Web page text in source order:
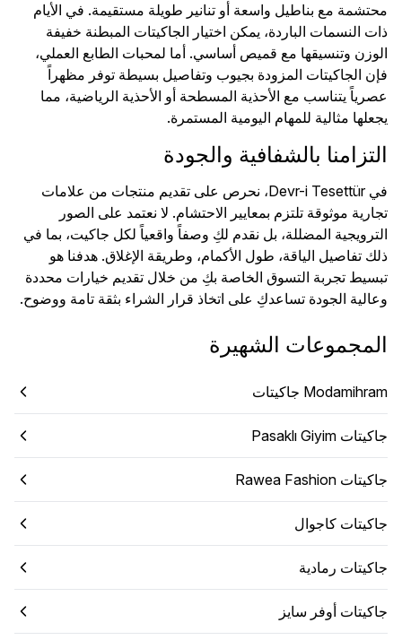
محتشمة مع بناطيل واسعة أو تنانير طويلة مستقيمة. في الأيام
ذات النسمات الباردة، يمكن اختيار الجاكيتات المبطنة خفيفة
الوزن وتنسيقها مع قميص أساسي. أما لمحبات الطابع العملي،
فإن الجاكيتات المزودة بجيوب وتفاصيل بسيطة توفر مظهراً
عصرياً يتناسب مع الأحذية المسطحة أو الأحذية الرياضية، مما
يجعلها مثالية للمهام اليومية المستمرة.
التزامنا بالشفافية والجودة
في Devr-i Tesettür، نحرص على تقديم منتجات من علامات
تجارية موثوقة تلتزم بمعايير الاحتشام. لا نعتمد على الصور
الترويجية المضللة، بل نقدم لكِ وصفاً واقعياً لكل جاكيت، بما في
ذلك تفاصيل الياقة، طول الأكمام، وطريقة الإغلاق. هدفنا هو
تبسيط تجربة التسوق الخاصة بكِ من خلال تقديم خيارات محددة
وعالية الجودة تساعدكِ على اتخاذ قرار الشراء بثقة تامة ووضوح.
المجموعات الشهيرة
Modamihram جاكيتات
جاكيتات Pasaklı Giyim
جاكيتات Rawea Fashion
جاكيتات كاجوال
جاكيتات رمادية
جاكيتات أوفر سايز